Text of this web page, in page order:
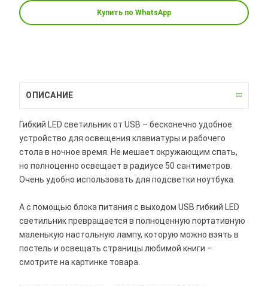
Купить по WhatsApp
ОПИСАНИЕ
Гибкий LED светильник от USB – бесконечно удобное
устройство для освещения клавиатуры и рабочего
стола в ночное время. Не мешает окружающим спать,
но полноценно освещает в радиусе 50 сантиметров.
Очень удобно использовать для подсветки ноутбука.
А с помощью блока питания с выходом USB гибкий LED
светильник превращается в полноценную портативную
маленькую настольную лампу, которую можно взять в
постель и освещать страницы любимой книги –
смотрите на картинке товара.